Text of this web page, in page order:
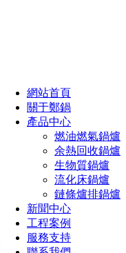
網站首頁
關于鄭鍋
產品中心
燃油燃氣鍋爐
余熱回收鍋爐
生物質鍋爐
流化床鍋爐
鏈條爐排鍋爐
新聞中心
工程案例
服務支持